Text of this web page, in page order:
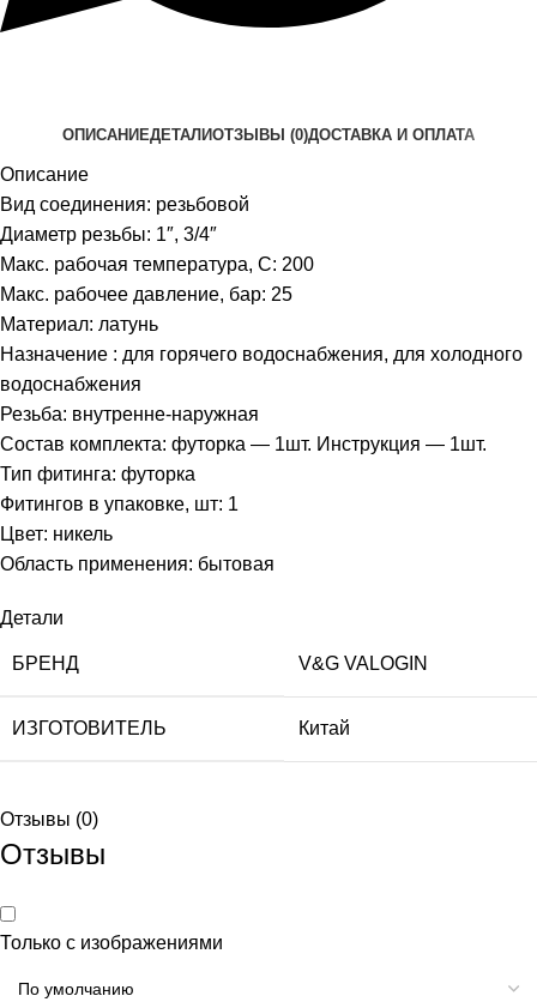
ОПИСАНИЕДЕТАЛИОТЗЫВЫ (0)ДОСТАВКА И ОПЛАТА
Описание
Вид соединения: резьбовой
Диаметр резьбы: 1″, 3/4″
Макс. рабочая температура, C: 200
Макс. рабочее давление, бар: 25
Материал: латунь
Назначение : для горячего водоснабжения, для холодного
водоснабжения
Резьба: внутренне-наружная
Состав комплекта: футорка — 1шт. Инструкция — 1шт.
Тип фитинга: футорка
Фитингов в упаковке, шт: 1
Цвет: никель
Область применения: бытовая
Детали
БРЕНД V&G VALOGIN
ИЗГОТОВИТЕЛЬ Китай
Отзывы (0)
Отзывы
Только с изображениями